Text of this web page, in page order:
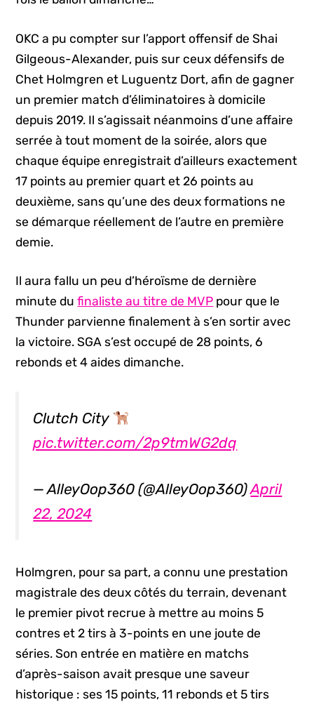
OKC a pu compter sur l’apport offensif de Shai
Gilgeous-Alexander, puis sur ceux défensifs de
Chet Holmgren et Luguentz Dort, afin de gagner
un premier match d’éliminatoires à domicile
depuis 2019. Il s’agissait néanmoins d’une affaire
serrée à tout moment de la soirée, alors que
chaque équipe enregistrait d’ailleurs exactement
17 points au premier quart et 26 points au
deuxième, sans qu’une des deux formations ne
se démarque réellement de l’autre en première
demie.
Il aura fallu un peu d’héroïsme de dernière
minute dufinaliste au titre de MVP pour que le
Thunder parvienne finalement à s’en sortir avec
la victoire. SGA s’est occupé de 28 points, 6
rebonds et 4 aides dimanche.
Clutch City
pic.twitter.com/2p9tmWG2dq
— AlleyOop360 (@AlleyOop360)April
22, 2024
Holmgren, pour sa part, a connu une prestation
magistrale des deux côtés du terrain, devenant
le premier pivot recrue à mettre au moins 5
contres et 2 tirs à 3-points en une joute de
séries. Son entrée en matière en matchs
d’après-saison avait presque une saveur
historique : ses 15 points, 11 rebonds et 5 tirs